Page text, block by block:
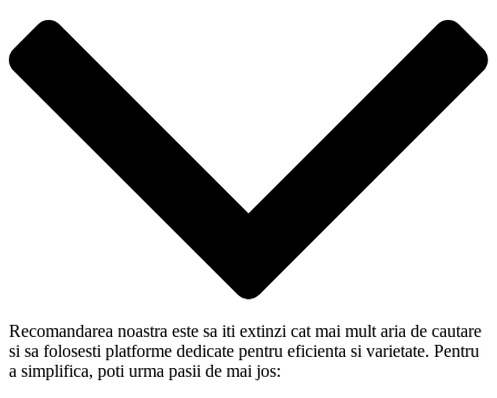
Recomandarea noastra este sa iti extinzi cat mai mult aria de cautare
si sa folosesti platforme dedicate pentru eficienta si varietate. Pentru
a simplifica, poti urma pasii de mai jos: